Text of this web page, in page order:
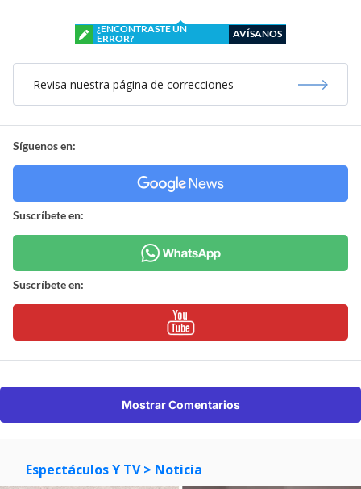
¿ENCONTRASTE UN
ERROR?
AVÍSANOS
Revisa nuestra página de correcciones
Síguenos en:
Suscríbete en:
Suscríbete en:
Mostrar Comentarios
Espectáculos Y TV > Noticia